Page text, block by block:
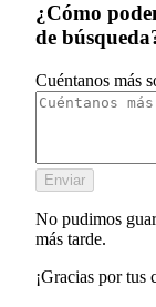
¿Cómo
de
Cuéntanos más
Enviar
No pudimos
más tarde.
¡Gracias por tus